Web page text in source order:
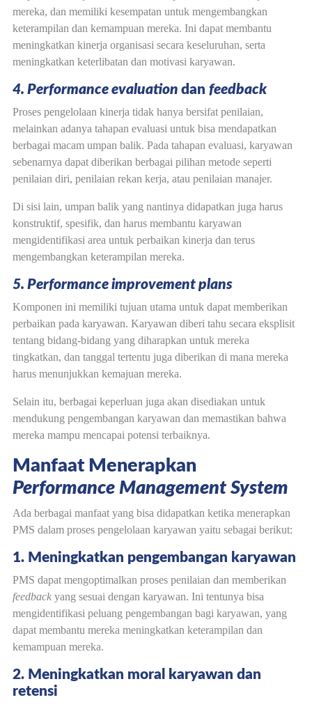
mereka, dan memiliki kesempatan untuk mengembangkan
keterampilan dan kemampuan mereka. Ini dapat membantu
meningkatkan kinerja organisasi secara keseluruhan, serta
meningkatkan keterlibatan dan motivasi karyawan.
4. Performance evaluation dan feedback
Proses pengelolaan kinerja tidak hanya bersifat penilaian,
melainkan adanya tahapan evaluasi untuk bisa mendapatkan
berbagai macam umpan balik. Pada tahapan evaluasi, karyawan
sebenarnya dapat diberikan berbagai pilihan metode seperti
penilaian diri, penilaian rekan kerja, atau penilaian manajer.
Di sisi lain, umpan balik yang nantinya didapatkan juga harus
konstruktif, spesifik, dan harus membantu karyawan
mengidentifikasi area untuk perbaikan kinerja dan terus
mengembangkan keterampilan mereka.
5. Performance improvement plans
Komponen ini memiliki tujuan utama untuk dapat memberikan
perbaikan pada karyawan. Karyawan diberi tahu secara eksplisit
tentang bidang-bidang yang diharapkan untuk mereka
tingkatkan, dan tanggal tertentu juga diberikan di mana mereka
harus menunjukkan kemajuan mereka.
Selain itu, berbagai keperluan juga akan disediakan untuk
mendukung pengembangan karyawan dan memastikan bahwa
mereka mampu mencapai potensi terbaiknya.
Manfaat Menerapkan
Performance Management System
Ada berbagai manfaat yang bisa didapatkan ketika menerapkan
PMS dalam proses pengelolaan karyawan yaitu sebagai berikut:
1. Meningkatkan pengembangan karyawan
PMS dapat mengoptimalkan proses penilaian dan memberikan
feedback yang sesuai dengan karyawan. Ini tentunya bisa
mengidentifikasi peluang pengembangan bagi karyawan, yang
dapat membantu mereka meningkatkan keterampilan dan
kemampuan mereka.
2. Meningkatkan moral karyawan dan
retensi